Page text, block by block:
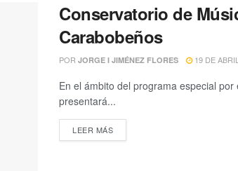
Conservatorio de
Carabobeños
POR JORGE I JIMÉNEZ FLORES 19 DE
En el ámbito del programa especial
presentará...
LEER MÁS